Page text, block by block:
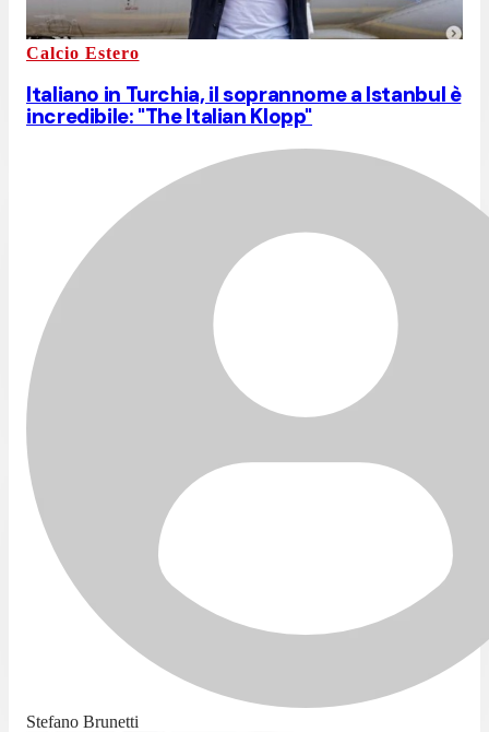
Calcio Estero
Italiano in Turchia, il soprannome a Istanbul è
incredibile: "The Italian Klopp"
Stefano Brunetti